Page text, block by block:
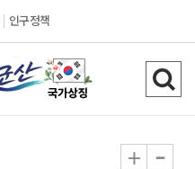
인구정책
검
색
기
+ -